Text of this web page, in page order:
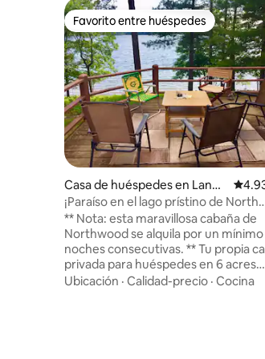
Favorito entre huéspedes
Favorito entre huéspedes
Casa de huéspedes en Land
O' Lakes
¡Paraíso en el lago prístino de North
Woods!
** Nota: esta maravillosa cabaña de
Northwood se alquila por un mínimo
noches consecutivas. ** Tu propia
privada para huéspedes en 6 acres
privados con vistas al cristalino Big
Ubicación · Calidad-precio · Cocina